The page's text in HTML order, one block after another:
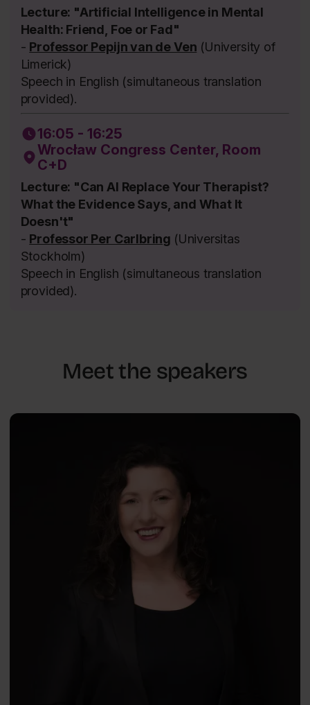
Lecture: "Artificial Intelligence in Mental
Health: Friend, Foe or Fad"
- Professor Pepijn van de Ven (University of
Limerick)
Speech in English (simultaneous translation
provided).
16:05 - 16:25
Wrocław Congress Center, Room
C+D
Lecture: "Can AI Replace Your Therapist?
What the Evidence Says, and What It
Doesn't"
- Professor Per Carlbring (Universitas
Stockholm)
Speech in English (simultaneous translation
provided).
Meet the speakers
Human and technology Psychology in Art
Monika